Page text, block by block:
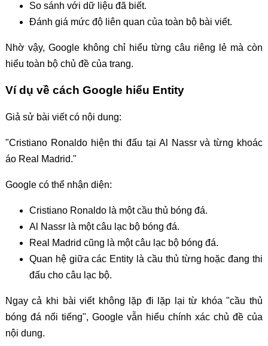
So sánh với dữ liệu đã biết.
Đánh giá mức độ liên quan của toàn bộ bài viết.
Nhờ vậy, Google không chỉ hiểu từng câu riêng lẻ mà còn
hiểu toàn bộ chủ đề của trang.
Ví dụ về cách Google hiểu Entity
Giả sử bài viết có nội dung:
"Cristiano Ronaldo hiện thi đấu tại Al Nassr và từng khoác
áo Real Madrid."
Google có thể nhận diện:
Cristiano Ronaldo là một cầu thủ bóng đá.
Al Nassr là một câu lạc bộ bóng đá.
Real Madrid cũng là một câu lạc bộ bóng đá.
Quan hệ giữa các Entity là cầu thủ từng hoặc đang thi
đấu cho câu lạc bộ.
Ngay cả khi bài viết không lặp đi lặp lại từ khóa "cầu thủ
bóng đá nổi tiếng", Google vẫn hiểu chính xác chủ đề của
nội dung.